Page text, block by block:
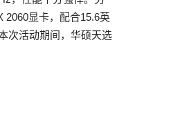
2060显卡，配合15.6英
次活动期间，华硕天选